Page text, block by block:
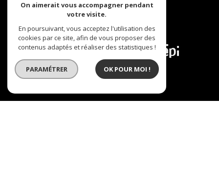
Adhérents
© 2026 | Tous droits réservés | Traduction powered
On aimerait vous accompagner pendant
votre visite.
En poursuivant, vous acceptez l'utilisation des
cookies par ce site, afin de vous proposer des
contenus adaptés et réaliser des statistiques !
PARAMÉTRER OK POUR MOI !